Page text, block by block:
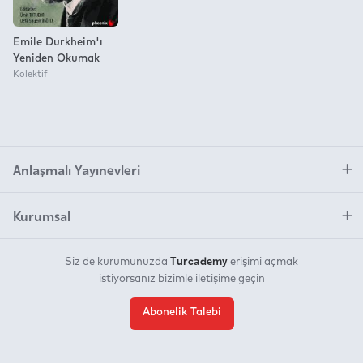
Emile Durkheim'ı
Yeniden Okumak
Kolektif
Anlaşmalı Yayınevleri
Kurumsal
Siz de kurumunuzda Turcademy erişimi açmak
istiyorsanız bizimle iletişime geçin
Abonelik Talebi